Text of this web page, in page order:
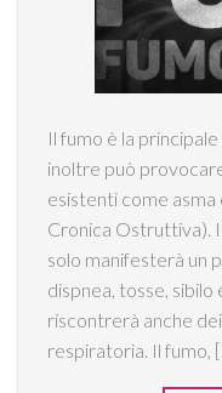
Il fumo è la
inoltre può
esistenti come
Cronica Ostruttiva).
solo manifesterà un
dispnea, tosse, sibilo
riscontrerà anche
respiratoria. Il fumo,